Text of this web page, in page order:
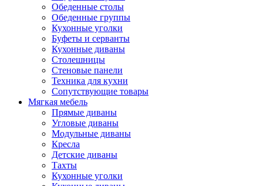
Обеденные столы
Обеденные группы
Кухонные уголки
Буфеты и серванты
Кухонные диваны
Столешницы
Стеновые панели
Техника для кухни
Сопутствующие товары
Мягкая мебель
Прямые диваны
Угловые диваны
Модульные диваны
Кресла
Детские диваны
Тахты
Кухонные уголки